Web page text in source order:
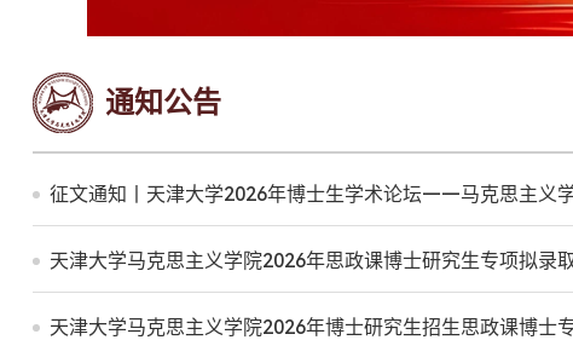
通知公告
征文通知丨天津大学2026年博士生学术论坛——马克思主义
天津大学马克思主义学院2026年思政课博士研究生专项拟录
天津大学马克思主义学院2026年博士研究生招生思政课博士